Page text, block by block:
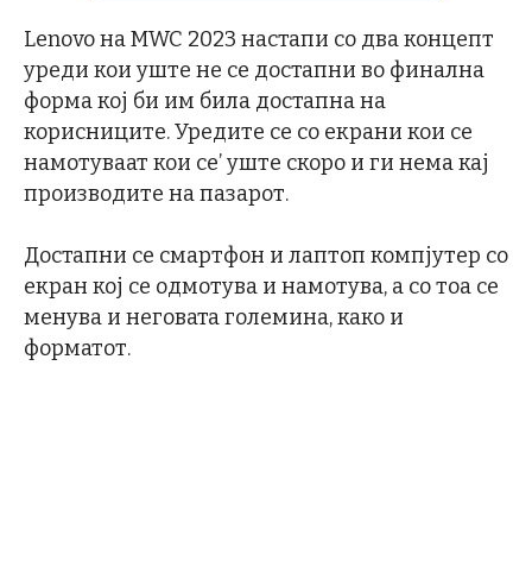
Lenovo на MWC 2023 настапи со два концепт
уреди кои уште не се достапни во финална
форма кој би им била достапна на
корисниците. Уредите се со екрани кои се
намотуваат кои се’ уште скоро и ги нема кај
производите на пазарот.
Достапни се смартфон и лаптоп компјутер со
екран кој се одмотува и намотува, а со тоа се
менува и неговата големина, како и
форматот.